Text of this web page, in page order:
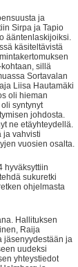
ja
Sirpa ja Tapio
ääntenlaskijoiksi.
käsiteltävistä
sillä
Sortavalan
Liisa Hautamäki
oli hieman
syntynyt
johdosta.
ne etäyhteydellä.
ja vahvisti
vuosien osalta.
hyväksyttiin
sukuretki
ohjelmasta
Hallituksen
Raija
jäsenyydestään ja
uudeksi
yhteystiedot